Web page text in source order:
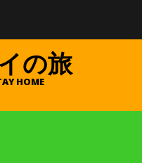
の旅
HOME